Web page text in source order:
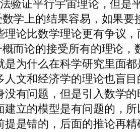
验证平行宇宙理论，但
学上的结果容易，如果要
理论比数学理论更有争议，
而论的接受所有的理论，
是为什么在科学研究里面都
人文和经济学的理论也盲目
没有问题，但是引入数学的
建立的模型是有问题的，所
是错的，后面的推论再精